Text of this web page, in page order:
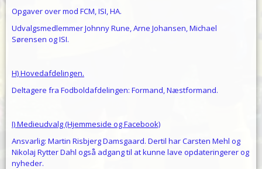
Opgaver over mod FCM, ISI, HA.
Udvalgsmedlemmer Johnny Rune, Arne Johansen, Michael
Sørensen og ISI.
H) Hovedafdelingen.
Deltagere fra Fodboldafdelingen: Formand, Næstformand.
I) Medieudvalg (Hjemmeside og Facebook)
Ansvarlig: Martin Risbjerg Damsgaard. Dertil har Carsten Mehl og
Nikolaj Rytter Dahl også adgang til at kunne lave opdateringerer og
nyheder.